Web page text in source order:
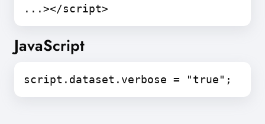
...></script>
JavaScript
script.dataset.verbose = "true";